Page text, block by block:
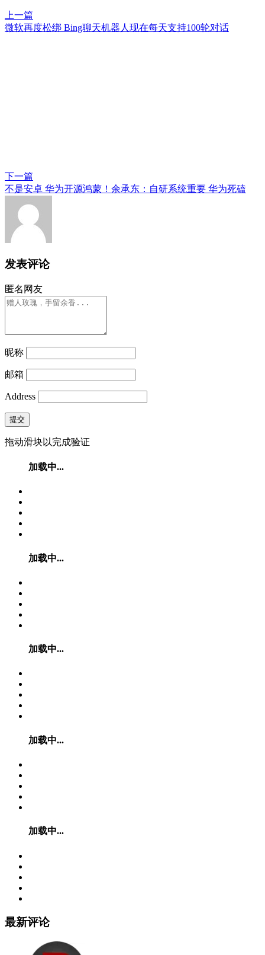
上一篇
微软再度松绑 Bing聊天机器人现在每天支持100轮对话
下一篇
不是安卓 华为开源鸿蒙！余承东：自研系统重要 华为死磕
发表评论
匿名网友
昵称
邮箱
Address
提交
拖动滑块以完成验证
加载中...
加载中...
加载中...
加载中...
加载中...
最新评论